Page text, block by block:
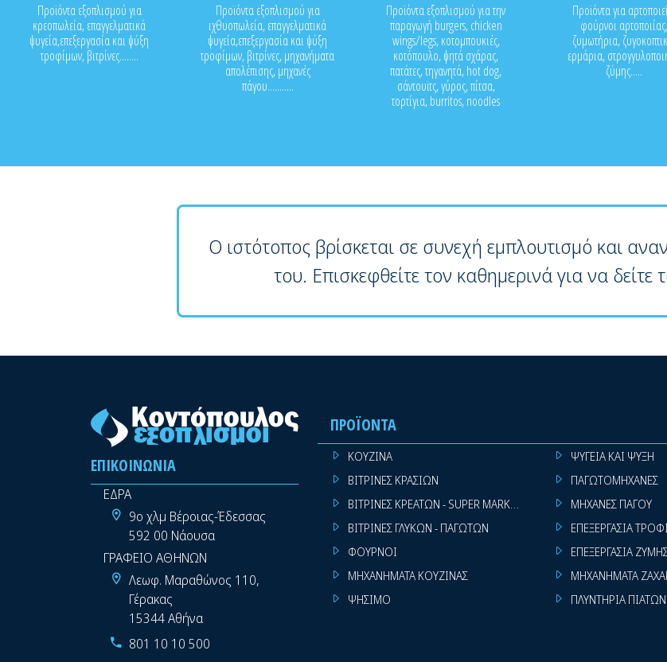
Προϊόντα εξοπλισμού για
κρεοπωλεία, επαγγελματικά
ψυγεία,επεξεργασία και ψύξη
τροφίμων, βιτρίνες........
Προϊόντα εξοπλισμού για
ιχθυοπωλεία, επαγγελματικά
ψυγεία,επεξεργασία και ψύξη
τροφίμων, βιτρίνες, μηχανήματα
απολέπισης, μηχανές
πάγου...........
Προϊόντα εξοπλισμού για την
παραγωγή burgers, chicken
wings/legs, κοτομπουκιές,
κοτόπουλο, ψητά σχάρας,
πατάτες, τηγανητά, hot dog,
σάντουϊτς, γύρος, πίτσα,
τορτίγια, burritos, noodles
Προϊόντα για
φούρνοι αρτοποιίας,
ζυμωτήρια,
ερμάρια,
ζύμης.....
Ο ιστότοπος βρίσκεται σε συνεχή εμπλουτισμό και
του. Επισκεφθείτε τον καθημερινά για να δείτε
ΕΠΙΚΟΙΝΩΝΊΑ
ΕΔΡΑ
9ο χλμ Βέροιας-Έδεσσας
592 00 Νάουσα
ΓΡΑΦΕΙΟ ΑΘΗΝΩΝ
Λεωφ. Μαραθώνος 110,
Γέρακας
15344 Αθήνα
801 10 10 500
ΠΡΟΪΌΝΤΑ
ΚΟΥΖΙΝΑ
ΒΙΤΡΙΝΕΣ ΚΡΑΣΙΩΝ
ΒΙΤΡΙΝΕΣ ΚΡΕΑΤΩΝ - SUPER MARKET
ΒΙΤΡΙΝΕΣ ΓΛΥΚΩΝ - ΠΑΓΩΤΩΝ
ΦΟΥΡΝΟΙ
ΜΗΧΑΝΗΜΑΤΑ ΚΟΥΖΙΝΑΣ
ΨΗΣΙΜΟ
ΨΥΓΕΙΑ ΚΑΙ ΨΥΞΗ
ΠΑΓΩΤΟΜΗΧΑΝΕΣ
ΜΗΧΑΝΕΣ ΠΑΓΟΥ
ΕΠΕΞΕΡΓΑΣΙΑ
ΕΠΕΞΕΡΓΑΣΙΑ
ΜΗΧΑΝΗΜΑΤΑ
ΠΛΥΝΤΗΡΙΑ